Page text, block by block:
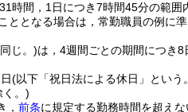
間，1日につき7時間45分の範囲
となる場合は，常勤職員の例に
じ。)は，4週間ごとの期間につき8
(以下「祝日法による休日」という
く。)
， 前条に規定する勤務時間を超え